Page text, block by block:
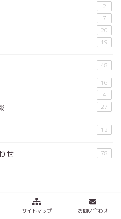
2
7
20
19
48
16
4
27
12
せ 78
験 解答速報 成績診断 講評動画
サイトマップ お問い合わせ